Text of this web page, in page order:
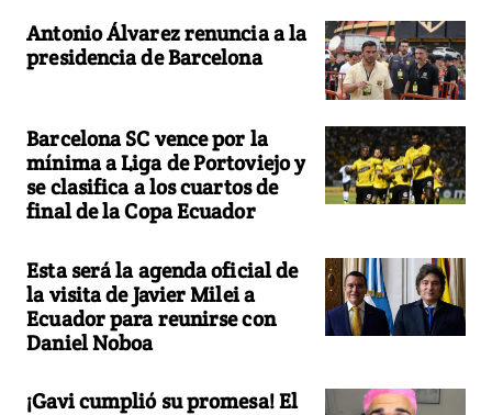
Antonio Álvarez renuncia a la
presidencia de Barcelona
Barcelona SC vence por la
mínima a Liga de Portoviejo y
se clasifica a los cuartos de
final de la Copa Ecuador
Esta será la agenda oficial de
la visita de Javier Milei a
Ecuador para reunirse con
Daniel Noboa
¡Gavi cumplió su promesa! El